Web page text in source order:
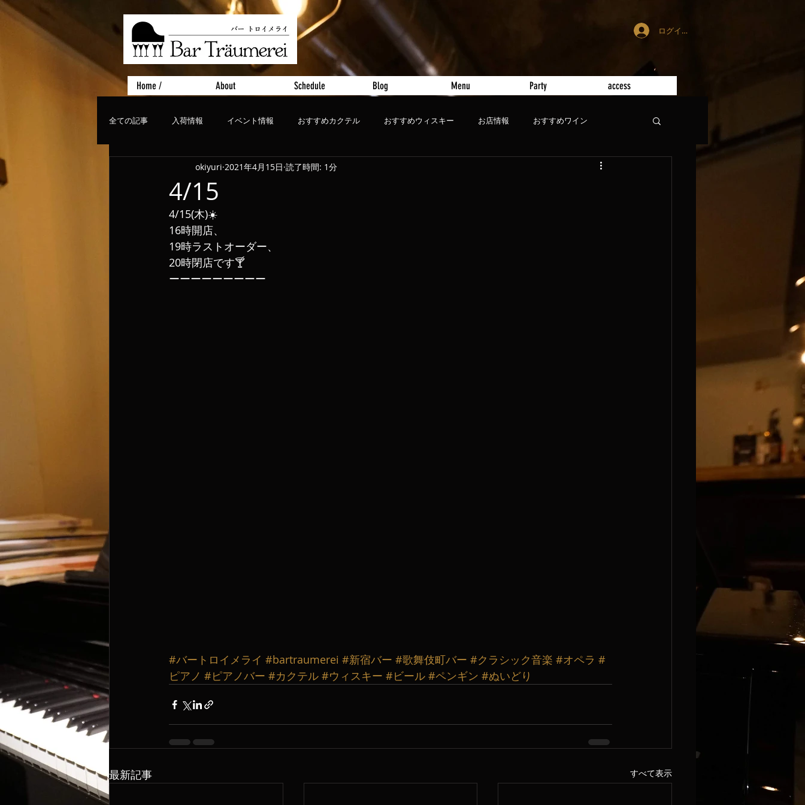
ログイン
Home / About Schedule Blog Menu Party access
全ての記事 入荷情報 イベント情報 おすすめカクテル おすすめウィスキー お店情報 おすすめワイン
ライブ、コンサート おすすめビール
4/15
okiyuri 2021年4月15日 読了時間: 1分
4/15(木)☀️
16時開店、
19時ラストオーダー、
20時閉店です🍸
ーーーーーーーーー
#バートロイメライ #bartraumerei #新宿バー #歌舞伎町バー #クラシック音楽 #オペラ #
ピアノ #ピアノバー #カクテル #ウィスキー #ビール #ペンギン #ぬいどり
最新記事 すべて表示